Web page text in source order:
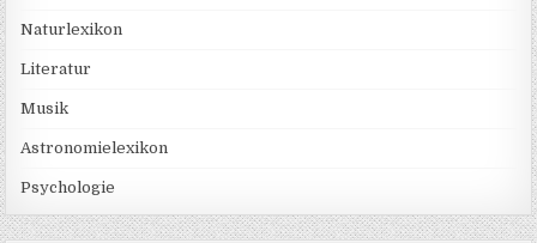
Naturlexikon
Literatur
Musik
Astronomielexikon
Psychologie